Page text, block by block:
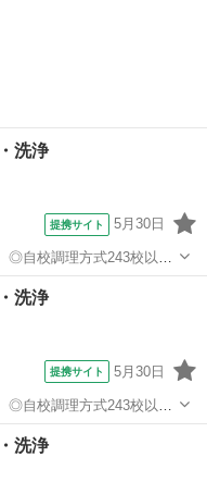
洗浄
提携サイト 5月30日
」 の学校給食を提供し
洗浄
提携サイト 5月30日
」 の学校給食を提供し
洗浄